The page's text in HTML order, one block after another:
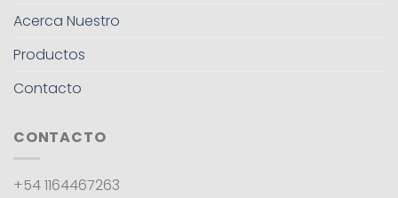
Acerca Nuestro
Productos
Contacto
CONTACTO
+54 1164467263